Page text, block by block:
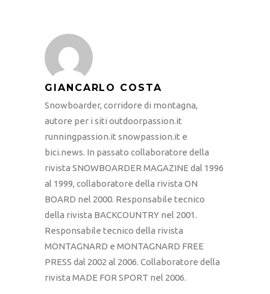
GIANCARLO COSTA
Snowboarder, corridore di montagna,
autore per i siti outdoorpassion.it
runningpassion.it snowpassion.it e
bici.news. In passato collaboratore della
rivista SNOWBOARDER MAGAZINE dal 1996
al 1999, collaboratore della rivista ON
BOARD nel 2000. Responsabile tecnico
della rivista BACKCOUNTRY nel 2001.
Responsabile tecnico della rivista
MONTAGNARD e MONTAGNARD FREE
PRESS dal 2002 al 2006. Collaboratore della
rivista MADE FOR SPORT nel 2006.